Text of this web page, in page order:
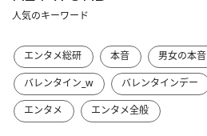
人気のキーワード
エンタメ総研 本音 男女の本音
バレンタイン_w
バレンタインデー
エンタメ
エンタメ全般